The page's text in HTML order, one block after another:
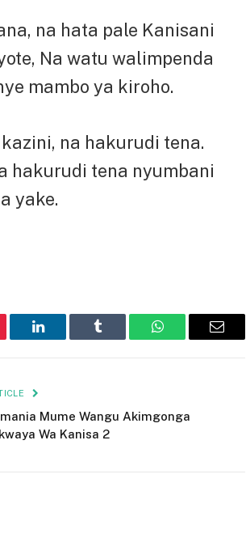
na hata pale Kanisani
Na watu walimpenda
mambo ya kiroho.
na hakurudi tena.
hakurudi tena nyumbani
yake.
LinkedIn Tumblr WhatsAppEmail
Mume Wangu Akimgonga
Wa Kanisa 2